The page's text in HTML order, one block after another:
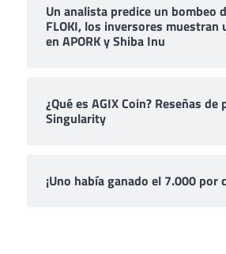
Un analista predice un bombeo
FLOKI, los inversores muestran
en APORK y Shiba Inu
¿Qué es AGIX Coin? Reseñas de
Singularity
¡Uno había ganado el 7.000 por